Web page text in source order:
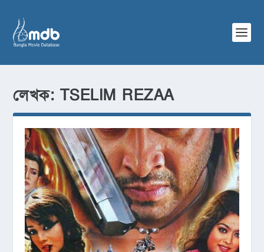
লেখক: TSELIM REZAA